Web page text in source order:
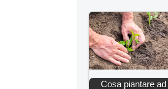
Cosa piantare ad